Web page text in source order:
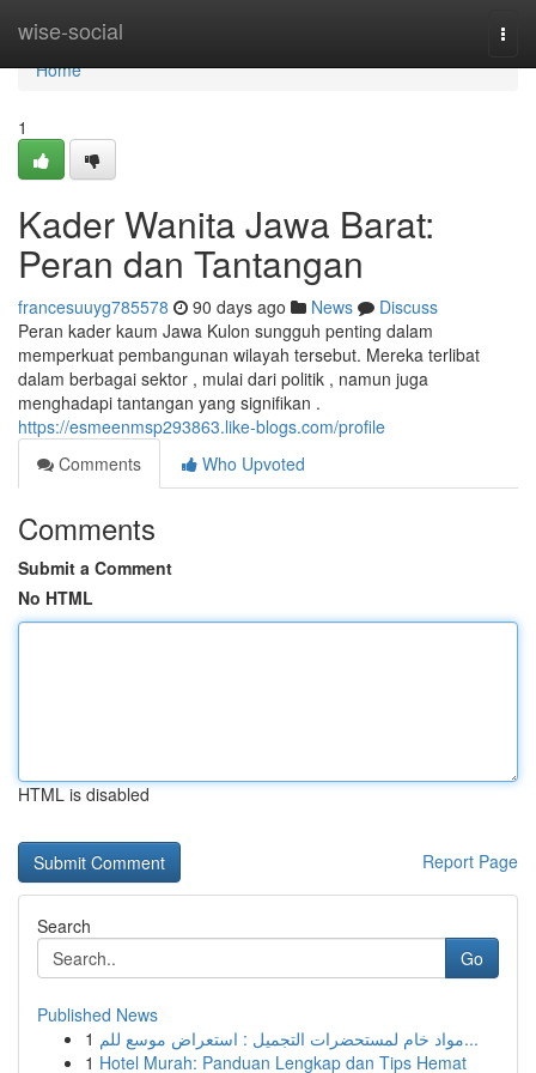
wise-social
Home
Home
1
Kader Wanita Jawa Barat:
Peran dan Tantangan
francesuuyg785578 90 days ago News
Discuss
Peran kader kaum Jawa Kulon sungguh penting dalam
memperkuat pembangunan wilayah tersebut. Mereka terlibat
dalam berbagai sektor , mulai dari politik , namun juga
menghadapi tantangan yang signifikan .
https://esmeenmsp293863.like-blogs.com/profile
Comments
Who Upvoted
Comments
Submit a Comment
No HTML
HTML is disabled
Report Page
Search
Go
Published News
1
مواد خام لمستحضرات التجميل : استعراض موسع للم...
1 Hotel Murah: Panduan Lengkap dan Tips Hemat